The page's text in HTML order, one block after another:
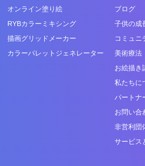
オンライン塗り絵
RYBカラーミキシング
描画グリッドメーカー
カラーパレットジェネレーター
ブログ
子供の成
コミュニ
美術療法
お絵描き
私たちに
パートナ
お問い合
非営利団
サービス